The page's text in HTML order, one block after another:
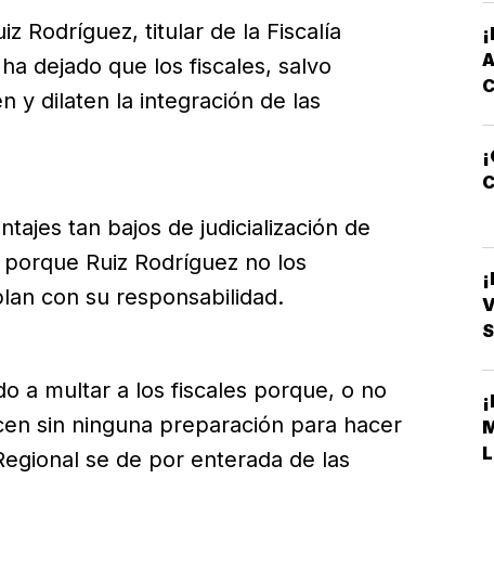
Rodríguez, titular de la Fiscalía
dejado que los fiscales, salvo
y dilaten la integración de las
tan bajos de judicialización de
Ruiz Rodríguez no los
con su responsabilidad.
a multar a los fiscales porque, o no
sin ninguna preparación para hacer
se de por enterada de las